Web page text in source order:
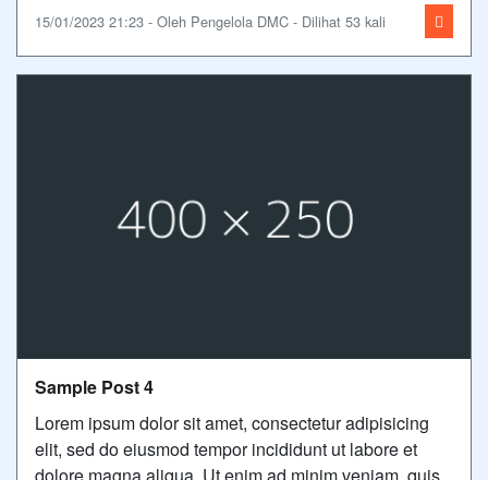
15/01/2023 21:23 - Oleh Pengelola DMC - Dilihat 53 kali
Sample Post 4
Lorem ipsum dolor sit amet, consectetur adipisicing
elit, sed do eiusmod tempor incididunt ut labore et